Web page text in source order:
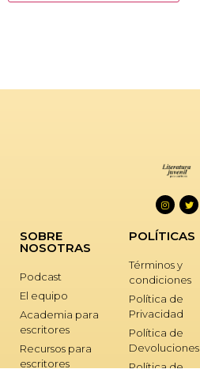
SOBRE
NOSOTRAS
Podcast
El equipo
Academia para
escritores
Recursos para
escritores
POLÍTICAS
Términos y
condiciones
Política de
Privacidad
Política de
Devoluciones